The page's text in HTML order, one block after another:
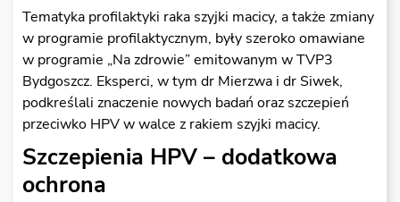
Tematyka profilaktyki raka szyjki macicy, a także zmiany
w programie profilaktycznym, były szeroko omawiane
w programie „Na zdrowie” emitowanym w TVP3
Bydgoszcz. Eksperci, w tym dr Mierzwa i dr Siwek,
podkreślali znaczenie nowych badań oraz szczepień
przeciwko HPV w walce z rakiem szyjki macicy.
Szczepienia HPV – dodatkowa
ochrona